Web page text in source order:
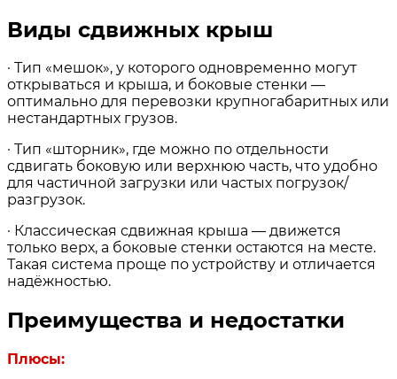
Виды сдвижных крыш
· Тип «мешок», у которого одновременно могут
открываться и крыша, и боковые стенки —
оптимально для перевозки крупногабаритных или
нестандартных грузов.
· Тип «шторник», где можно по отдельности
сдвигать боковую или верхнюю часть, что удобно
для частичной загрузки или частых погрузок/
разгрузок.
· Классическая сдвижная крыша — движется
только верх, а боковые стенки остаются на месте.
Такая система проще по устройству и отличается
надёжностью.
Преимущества и недостатки
Плюсы: